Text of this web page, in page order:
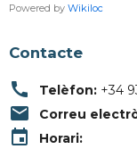
Powered by Wikiloc
Contacte
call Telèfon: +34
email Correu
event
Horari: